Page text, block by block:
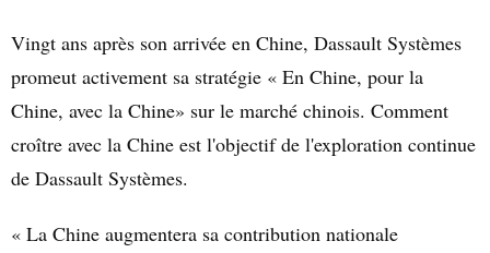
Vingt ans après son arrivée en Chine, Dassault Systèmes
promeut activement sa stratégie « En Chine, pour la
Chine, avec la Chine» sur le marché chinois. Comment
croître avec la Chine est l'objectif de l'exploration continue
de Dassault Systèmes.
« La Chine augmentera sa contribution nationale